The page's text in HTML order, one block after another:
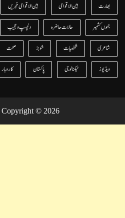
بھارت بین الاقوامی بین الاقوامی خبریں
جموں کشمیر حالات حاضرہ دلچسپ و عجیب
شاعری شخصیات شوبز صحت
ویڈیوز ٹیکنالوجی پاکستان کاروبار
Copyright © 2026